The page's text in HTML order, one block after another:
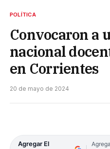
POLÍTICA
Convocaron a
nacional
en Corrientes
20 de mayo de 2024
Agregar El